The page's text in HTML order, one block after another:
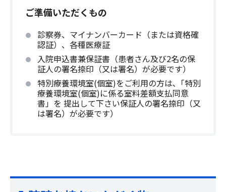
ご準備いただくもの
診察券、マイナンバーカード（または資格確
認証）、各種医療証
入院申込書兼保証書（患者さん及び2名の保
証人の署名捺印（又は署名）が必要です）
特別療養環境室(個室)をご利用の方は､「特別
療養環境室(個室)に係る室料差額支払同意
書」を 提出して下さい保証人の署名捺印（又
は署名）が必要です）